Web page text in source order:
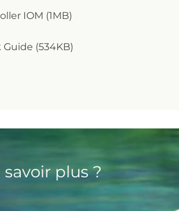
IOM (1MB)
(534KB)
plus ?